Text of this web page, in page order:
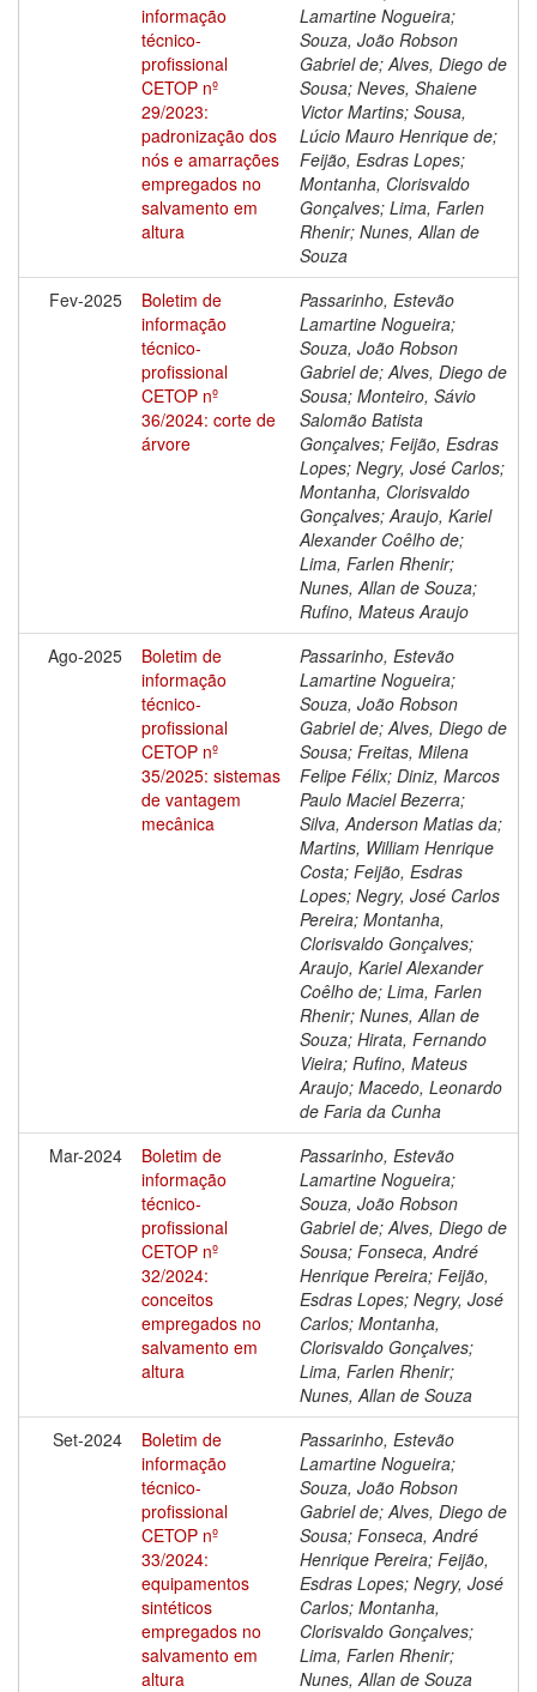
informação
técnico-
profissional
CETOP nº
29/2023:
padronização dos
nós e amarrações
empregados no
salvamento em
altura
Lamartine Nogueira;
Souza, João Robson
Gabriel de; Alves, Diego de
Sousa; Neves, Shaiene
Victor Martins; Sousa,
Lúcio Mauro Henrique de;
Feijão, Esdras Lopes;
Montanha, Clorisvaldo
Gonçalves; Lima, Farlen
Rhenir; Nunes, Allan de
Souza
Fev-2025
Boletim de
informação
técnico-
profissional
CETOP nº
36/2024: corte de
árvore
Passarinho, Estevão
Lamartine Nogueira;
Souza, João Robson
Gabriel de; Alves, Diego de
Sousa; Monteiro, Sávio
Salomão Batista
Gonçalves; Feijão, Esdras
Lopes; Negry, José Carlos;
Montanha, Clorisvaldo
Gonçalves; Araujo, Kariel
Alexander Coêlho de;
Lima, Farlen Rhenir;
Nunes, Allan de Souza;
Rufino, Mateus Araujo
Ago-2025
Boletim de
informação
técnico-
profissional
CETOP nº
35/2025: sistemas
de vantagem
mecânica
Passarinho, Estevão
Lamartine Nogueira;
Souza, João Robson
Gabriel de; Alves, Diego de
Sousa; Freitas, Milena
Felipe Félix; Diniz, Marcos
Paulo Maciel Bezerra;
Silva, Anderson Matias da;
Martins, William Henrique
Costa; Feijão, Esdras
Lopes; Negry, José Carlos
Pereira; Montanha,
Clorisvaldo Gonçalves;
Araujo, Kariel Alexander
Coêlho de; Lima, Farlen
Rhenir; Nunes, Allan de
Souza; Hirata, Fernando
Vieira; Rufino, Mateus
Araujo; Macedo, Leonardo
de Faria da Cunha
Mar-2024
Boletim de
informação
técnico-
profissional
CETOP nº
32/2024:
conceitos
empregados no
salvamento em
altura
Passarinho, Estevão
Lamartine Nogueira;
Souza, João Robson
Gabriel de; Alves, Diego de
Sousa; Fonseca, André
Henrique Pereira; Feijão,
Esdras Lopes; Negry, José
Carlos; Montanha,
Clorisvaldo Gonçalves;
Lima, Farlen Rhenir;
Nunes, Allan de Souza
Set-2024
Boletim de
informação
técnico-
profissional
CETOP nº
33/2024:
equipamentos
sintéticos
empregados no
salvamento em
altura
Passarinho, Estevão
Lamartine Nogueira;
Souza, João Robson
Gabriel de; Alves, Diego de
Sousa; Fonseca, André
Henrique Pereira; Feijão,
Esdras Lopes; Negry, José
Carlos; Montanha,
Clorisvaldo Gonçalves;
Lima, Farlen Rhenir;
Nunes, Allan de Souza